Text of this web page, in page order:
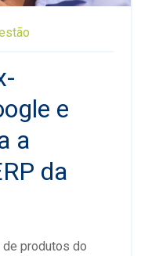
e
a
da
produtos do